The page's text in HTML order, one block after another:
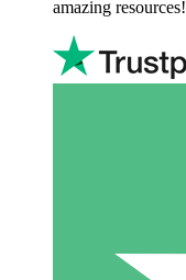
amazing resources!